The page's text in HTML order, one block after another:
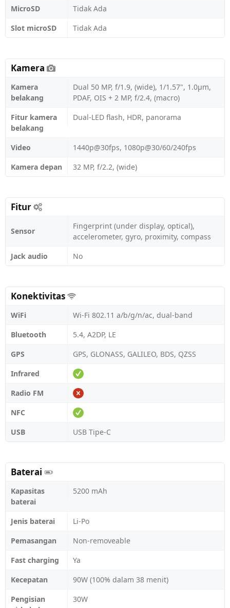
MicroSD
Tidak Ada
Slot microSD
Tidak Ada
Kamera
Kamera
belakang
Dual 50 MP, f/1.9, (wide), 1/1.57", 1.0µm,
PDAF, OIS + 2 MP, f/2.4, (macro)
Fitur kamera
belakang
Dual-LED flash, HDR, panorama
Video
1440p@30fps, 1080p@30/60/240fps
Kamera depan
32 MP, f/2.2, (wide)
Fitur
Sensor
Fingerprint (under display, optical),
accelerometer, gyro, proximity, compass
Jack audio
No
Konektivitas
WiFi
Wi-Fi 802.11 a/b/g/n/ac, dual-band
Bluetooth
5.4, A2DP, LE
GPS
GPS, GLONASS, GALILEO, BDS, QZSS
Infrared
Radio FM
NFC
USB
USB Tipe-C
Baterai
Kapasitas
baterai
5200 mAh
Jenis baterai
Li-Po
Pemasangan
Non-removeable
Fast charging
Ya
Kecepatan
90W (100% dalam 38 menit)
Pengisian
30W